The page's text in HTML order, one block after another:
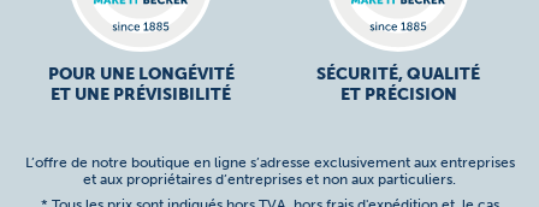
POUR UNE LONGÉVITÉ
ET UNE PRÉVISIBILITÉ
SÉCURITÉ, QUALITÉ
ET PRÉCISION
L’offre de notre boutique en ligne s’adresse exclusivement aux entreprises
et aux propriétaires d’entreprises et non aux particuliers.